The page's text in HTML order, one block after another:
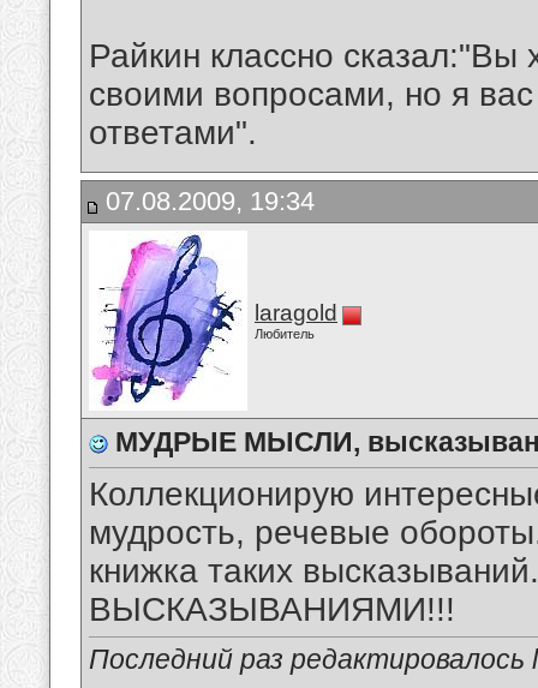
Райкин классно сказал:"Вы
своими вопросами, но я
ответами".
07.08.2009, 19:34
laragold
Любитель
МУДРЫЕ МЫСЛИ,
Коллекционирую
мудрость, речевые
книжка таких
ВЫСКАЗЫВАНИЯМИ!!!
Последний раз